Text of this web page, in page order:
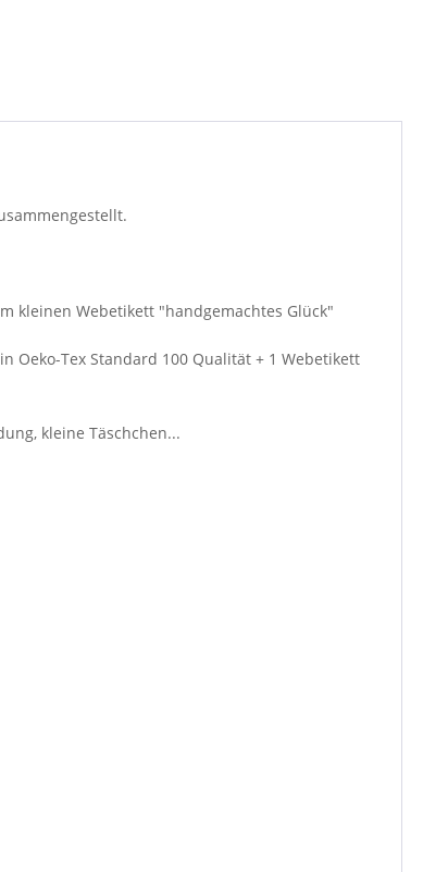
kleinen Webetikett "handgemachtes Glück"
Oeko-Tex Standard 100 Qualität + 1 Webetikett
kleine Täschchen...